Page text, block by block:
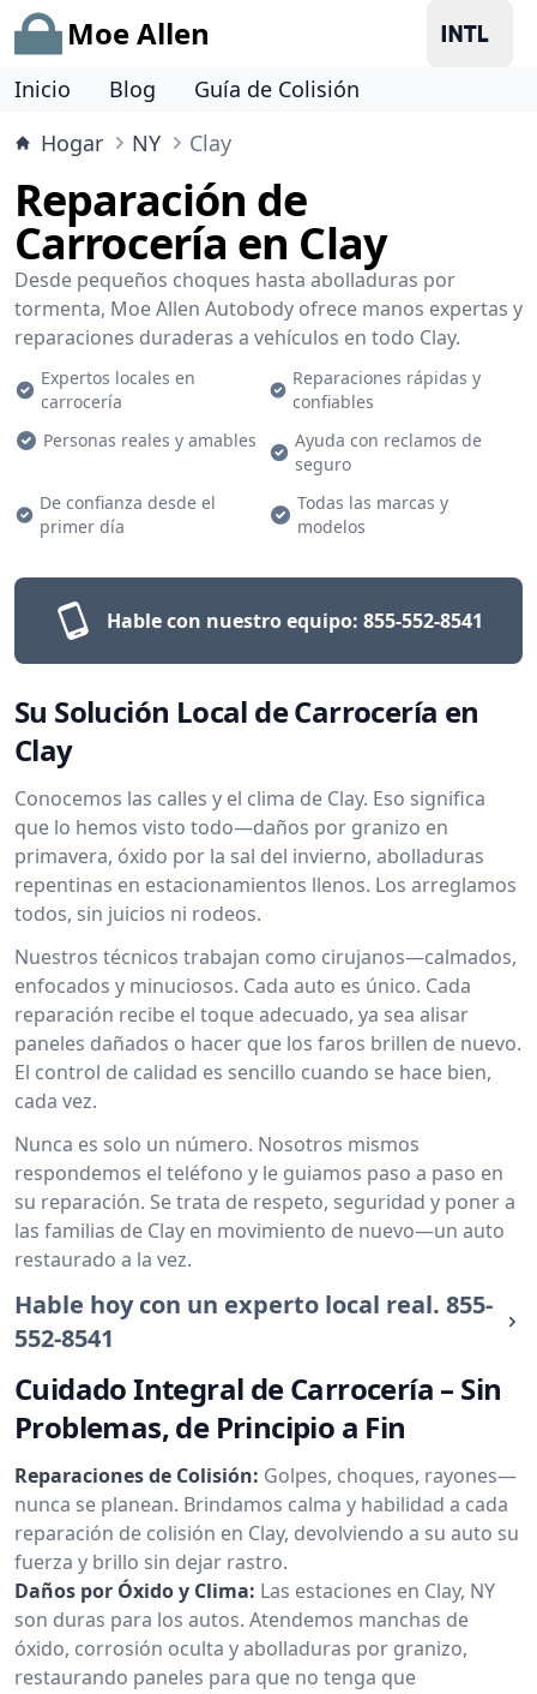
Moe Allen
Inicio Blog
Guía de Colisión
Hogar
NY Clay
Reparación de
Carrocería en Clay
Desde pequeños choques hasta abolladuras por
tormenta, Moe Allen Autobody ofrece manos expertas y
reparaciones duraderas a vehículos en todo Clay.
Expertos locales en
carrocería
Reparaciones rápidas y
confiables
Personas reales y amables
Ayuda con reclamos de
seguro
De confianza desde el
primer día
Todas las marcas y
modelos
Hable con nuestro equipo: 855-552-8541
Su Solución Local de Carrocería en
Clay
Conocemos las calles y el clima de Clay. Eso significa
que lo hemos visto todo—daños por granizo en
primavera, óxido por la sal del invierno, abolladuras
repentinas en estacionamientos llenos. Los arreglamos
todos, sin juicios ni rodeos.
Nuestros técnicos trabajan como cirujanos—calmados,
enfocados y minuciosos. Cada auto es único. Cada
reparación recibe el toque adecuado, ya sea alisar
paneles dañados o hacer que los faros brillen de nuevo.
El control de calidad es sencillo cuando se hace bien,
cada vez.
Nunca es solo un número. Nosotros mismos
respondemos el teléfono y le guiamos paso a paso en
su reparación. Se trata de respeto, seguridad y poner a
las familias de Clay en movimiento de nuevo—un auto
restaurado a la vez.
Hable hoy con un experto local real. 855-
552-8541
Cuidado Integral de Carrocería – Sin
Problemas, de Principio a Fin
Reparaciones de Colisión: Golpes, choques, rayones—
nunca se planean. Brindamos calma y habilidad a cada
reparación de colisión en Clay, devolviendo a su auto su
fuerza y brillo sin dejar rastro.
Daños por Óxido y Clima: Las estaciones en Clay, NY
son duras para los autos. Atendemos manchas de
óxido, corrosión oculta y abolladuras por granizo,
restaurando paneles para que no tenga que